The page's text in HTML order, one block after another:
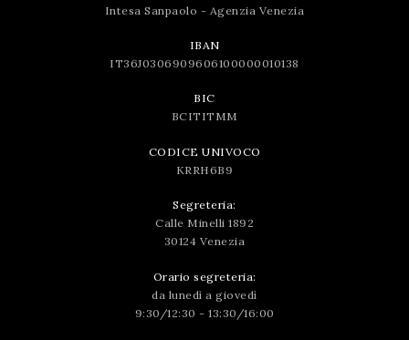
Intesa Sanpaolo - Agenzia Venezia
IBAN
IT36J0306909606100000010138
BIC
BCITITMM
CODICE UNIVOCO
KRRH6B9
Segreteria:
Calle Minelli 1892
30124 Venezia
Orario segreteria:
da lunedì a giovedì
9:30/12:30 - 13:30/16:00